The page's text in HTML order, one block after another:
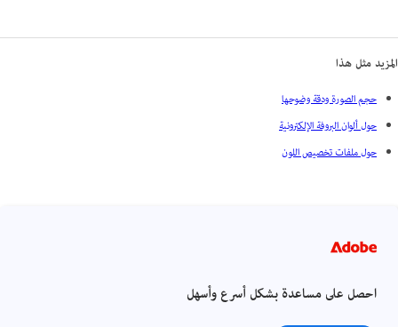
المزيد مثل هذا
حجم الصورة ودقة وضوحها
حول ألوان البروفة الإلكترونية
حول ملفات تخصيص اللون
احصل على مساعدة بشكل أسرع وأسهل